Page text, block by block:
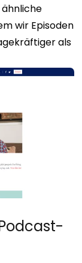
wir Episoden
als